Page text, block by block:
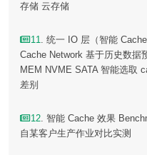
存储 云存储
11. 统一 IO 层（智能
Cache Network 基于历史数据
MEM NVME SATA 智能选取
差别
12. 智能 Cache 效果
自某客户生产作业对比实测